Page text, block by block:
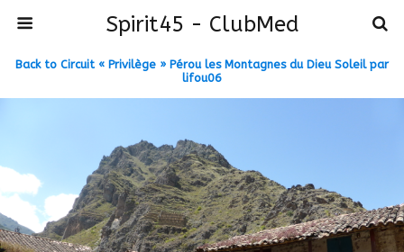
Spirit45 - ClubMed
Back to Circuit « Privilège » Pérou les Montagnes du Dieu Soleil par
lifou06